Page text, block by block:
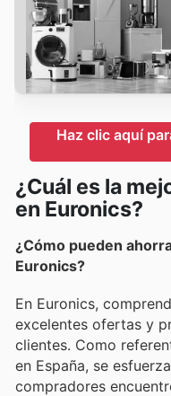
Haz clic aquí
¿Cuál es la
en Euronics?
¿Cómo pueden
Euronics?
En Euronics,
excelentes ofertas y
clientes. Como
en España, se
compradores